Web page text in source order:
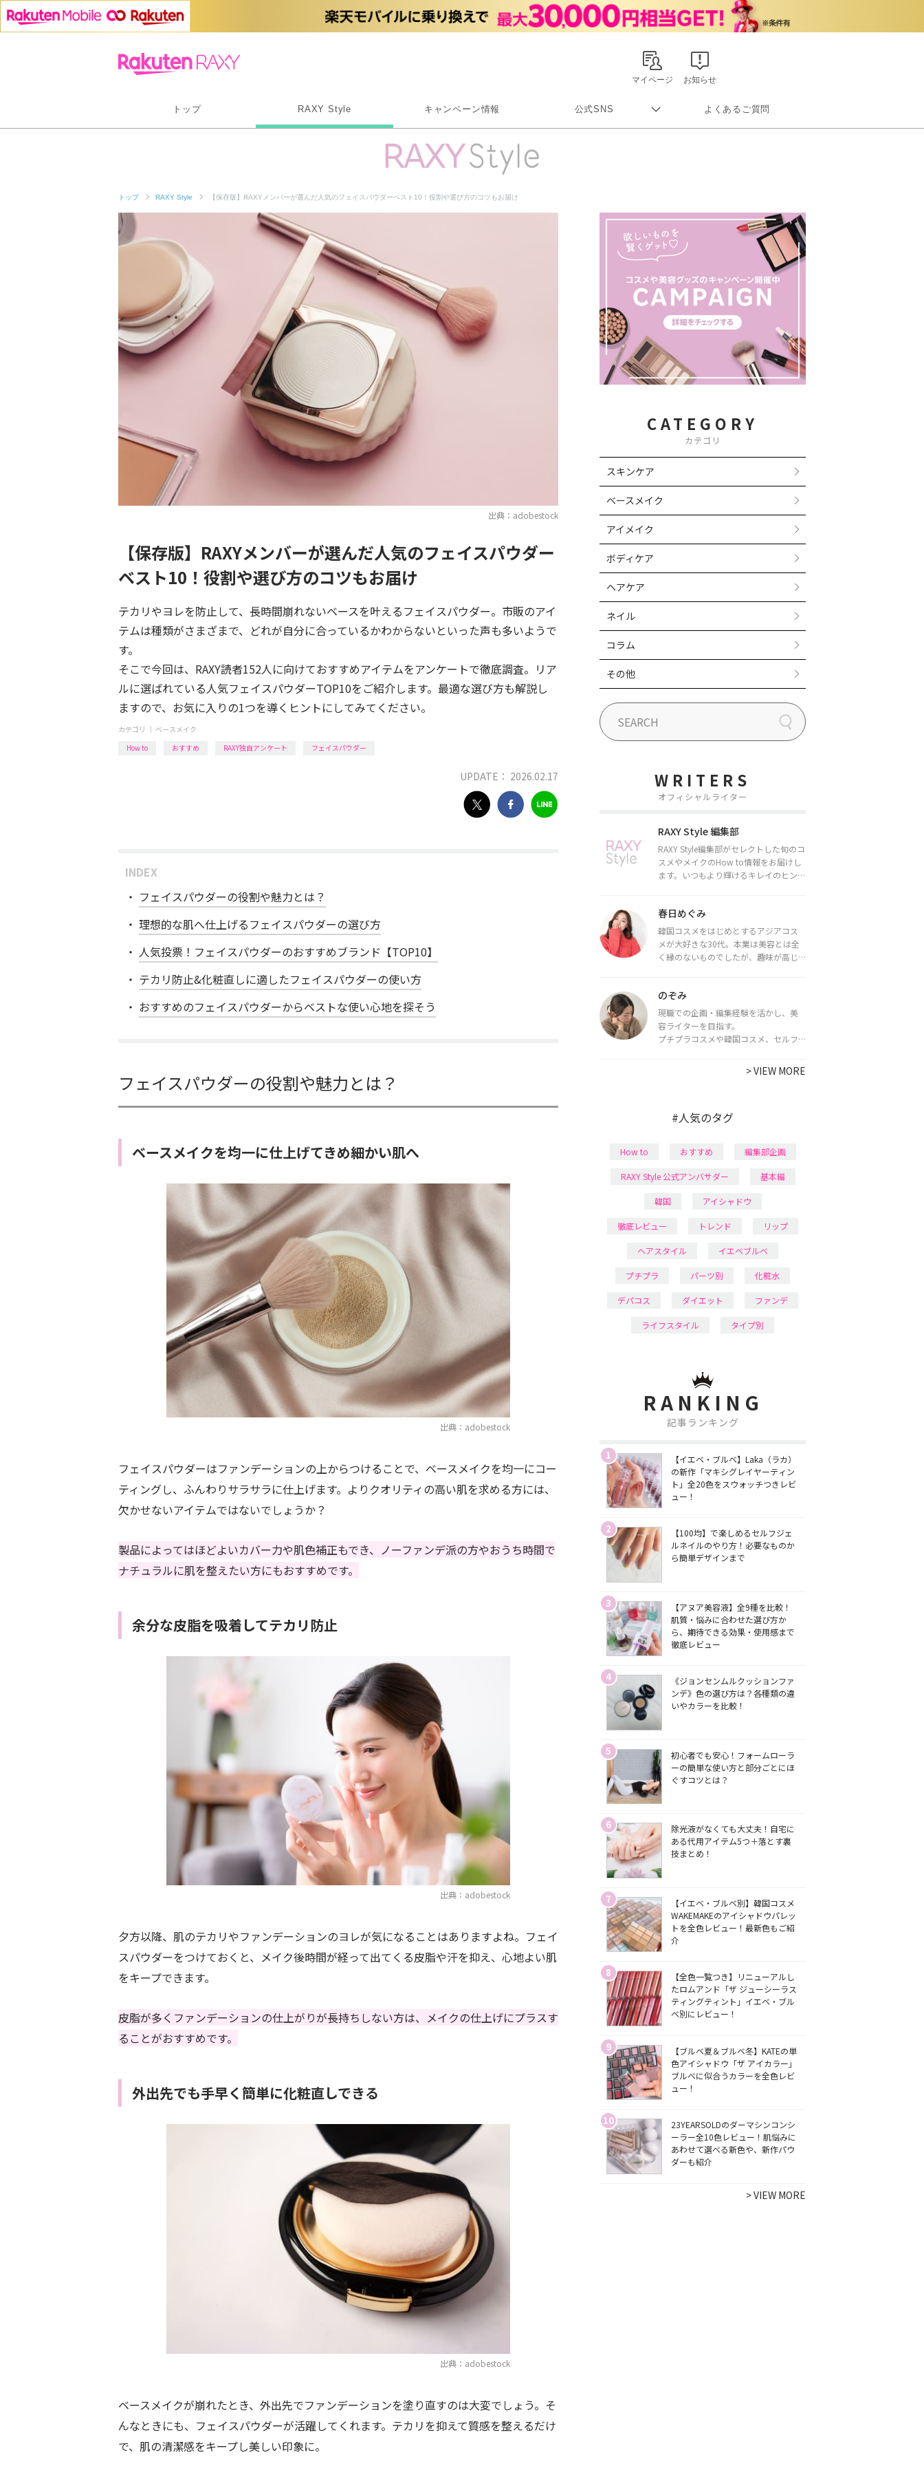
お知らせ
マイページ
トップ RAXY Style キャンペーン情報 公式SNS
Rakuten Link
よくあるご質問
トップ RAXY Style 【保存版】RAXYメンバーが選んだ人気のフェイスパウダーベスト10！役割や選び方のコツもお届け
出典：adobestock
【保存版】RAXYメンバーが選んだ人気のフェイスパウダー
ベスト10！役割や選び方のコツもお届け
テカリやヨレを防止して、長時間崩れないベースを叶えるフェイスパウダー。市販のアイ
テムは種類がさまざまで、どれが自分に合っているかわからないといった声も多いようで
す。
そこで今回は、RAXY読者152人に向けておすすめアイテムをアンケートで徹底調査。リア
ルに選ばれている人気フェイスパウダーTOP10をご紹介します。最適な選び方も解説し
ますので、お気に入りの1つを導くヒントにしてみてください。
カテゴリ ｜ ベースメイク
How to
おすすめ RAXY独自アンケート フェイスパウダー
UPDATE： 2026.02.17
INDEX
フェイスパウダーの役割や魅力とは？
理想的な肌へ仕上げるフェイスパウダーの選び方
人気投票！フェイスパウダーのおすすめブランド【TOP10】
テカリ防止&化粧直しに適したフェイスパウダーの使い方
おすすめのフェイスパウダーからベストな使い心地を探そう
フェイスパウダーの役割や魅力とは？
ベースメイクを均一に仕上げてきめ細かい肌へ
出典：adobestock
フェイスパウダーはファンデーションの上からつけることで、ベースメイクを均一にコー
ティングし、ふんわりサラサラに仕上げます。よりクオリティの高い肌を求める方には、
欠かせないアイテムではないでしょうか？
製品によってはほどよいカバー力や肌色補正もでき、ノーファンデ派の方やおうち時間で
ナチュラルに肌を整えたい方にもおすすめです。
余分な皮脂を吸着してテカリ防止
出典：adobestock
夕方以降、肌のテカリやファンデーションのヨレが気になることはありますよね。フェイ
スパウダーをつけておくと、メイク後時間が経って出てくる皮脂や汗を抑え、心地よい肌
をキープできます。
皮脂が多くファンデーションの仕上がりが長持ちしない方は、メイクの仕上げにプラスす
ることがおすすめです。
外出先でも手早く簡単に化粧直しできる
出典：adobestock
ベースメイクが崩れたとき、外出先でファンデーションを塗り直すのは大変でしょう。そ
んなときにも、フェイスパウダーが活躍してくれます。テカリを抑えて質感を整えるだけ
で、肌の清潔感をキープし美しい印象に。
CATEGORY
カテゴリ
スキンケア
ベースメイク
アイメイク
ボディケア
ヘアケア
ネイル
コラム
その他
WRITERS
オフィシャルライター
RAXY Style 編集部
RAXY Style編集部がセレクトした旬のコ
スメやメイクのHow to情報をお届けし
ます。いつもより輝けるキレイのヒント
春日めぐみ
韓国コスメをはじめとするアジアコス
メが大好きな30代。本業は美容とは全
く縁のないものでしたが、趣味が高じ
ライターとして活動中。
都内で16タイプパーソナルカラー診
断・顔タイプ診断・骨格診断によるイ
メージコンサルティングも行っていま
のぞみ
現職での企画・編集経験を活かし、美
容ライターを目指す。
プチプラコスメや韓国コスメ、セルフ
で最新情報をチェック。家事や育児の合
間に取り入れられる時短美容テクも実
>VIEW MORE
#人気のタグ
How to おすすめ 編集部企画
RAXY Style 公式アンバサダー 基本編
韓国 アイシャドウ
徹底レビュー トレンド リップ
ヘアスタイル イエベブルベ
プチプラ パーツ別 化粧水
デパコス ダイエット ファンデ
ライフスタイル タイプ別
RANKING
記事ランキング
1
【イエベ・ブルベ】Laka（ラカ）
の新作「マキシグレイヤーティン
ト」全20色をスウォッチつきレビ
ュー！
2
【100均】で楽しめるセルフジェ
ルネイルのやり方！必要なものか
ら簡単デザインまで
3
【アヌア美容液】全9種を比較！
肌質・悩みに合わせた選び方か
ら、期待できる効果・使用感まで
徹底レビュー
4
《ジョンセンムルクッションファ
ンデ》色の選び方は？各種類の違
いやカラーを比較！
5
初心者でも安心！フォームローラ
ーの簡単な使い方と部分ごとにほ
ぐすコツとは？
6
除光液がなくても大丈夫！自宅に
ある代用アイテム5つ＋落とす裏
技まとめ！
7
【イエベ・ブルベ別】韓国コスメ
WAKEMAKEのアイシャドウパレッ
トを全色レビュー！最新色もご紹
介
8
【全色一覧つき】リニューアルし
たロムアンド「ザ ジューシーラス
ティングティント」イエベ・ブル
ベ別にレビュー！
9
【ブルベ夏＆ブルベ冬】KATEの単
色アイシャドウ「ザ アイカラー」
ブルベに似合うカラーを全色レビ
ュー！
10
23YEARSOLDのダーマシンコンシ
ーラー全10色レビュー！肌悩みに
あわせて選べる新色や、新作パウ
ダーも紹介
>VIEW MORE